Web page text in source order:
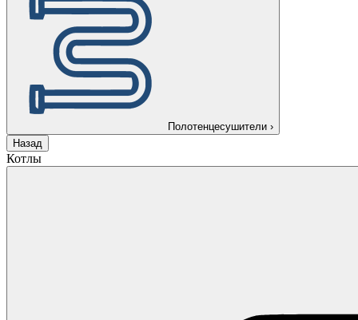
Полотенцесушители ›
Назад
Котлы